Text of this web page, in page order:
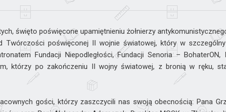
święto poświęcone upamiętnieniu żołnierzy
poświęconej II wojnie światowej, który w szczególny
Fundacji Niepodległości, Fundacji Senoria –
którzy po zakończeniu II wojny światowej, z bronią w ręku,
gości, którzy zaszczycili nas swoją obecnością: Pana